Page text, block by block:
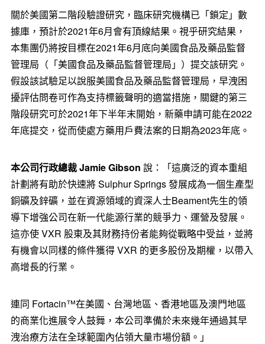
關於美國第二階段驗證研究，臨床研究機構已「鎖定」數
據庫，預計於2021年6月會有頂線結果。視乎研究結果，
本集團仍將按目標在2021年6月底向美國食品及藥品監督
管理局（「美國食品及藥品監督管理局」）提交該研究。
假設該試驗足以說服美國食品及藥品監督管理局，早洩困
擾評估問卷可作為支持標籤聲明的適當措施，關鍵的第三
階段研究可於2021年下半年末開始，新藥申請可能在2022
年底提交，從而使處方藥用戶費法案的日期為2023年底。
本公司行政總裁Jamie Gibson 說：「這廣泛的資本重組
計劃將有助於快速將 Sulphur Springs 發展成為一個生產型
銅礦及鋅礦，並在資源領域的資深人士Beament先生的領
導下增強公司在新一代能源行業的競爭力、運營及發展。
這亦使 VXR 股東及其財務持份者能夠從戰略中受益，並將
有機會以同樣的條件獲得 VXR 的更多股份及期權，以帶入
高增長的行業。
連同 Fortacin™在美國、 台灣地區、香港地區及澳門地區
的商業化進展令人鼓舞，本公司準備於未來幾年通過其早
洩治療方法在全球範圍內佔領大量市場份額。」